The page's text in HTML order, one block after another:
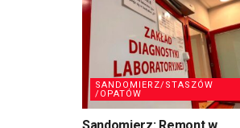
SANDOMIERZ/STASZÓW
/OPATÓW